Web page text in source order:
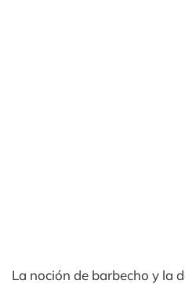
La noción de barbecho y la